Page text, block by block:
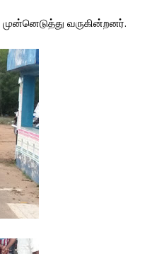
முன்னெடுத்து வருகின்றனர்.